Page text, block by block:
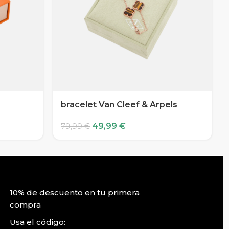
bracelet Van Cleef & Arpels
79,99€ 49,99 €
10% de descuento en tu primera
compra
Usa el código: